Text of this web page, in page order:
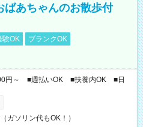
ばあちゃんのお散歩付
験OK
ブランクOK
円～ ■週払いOK ■扶養内OK ■日
ガソリン代もOK！）